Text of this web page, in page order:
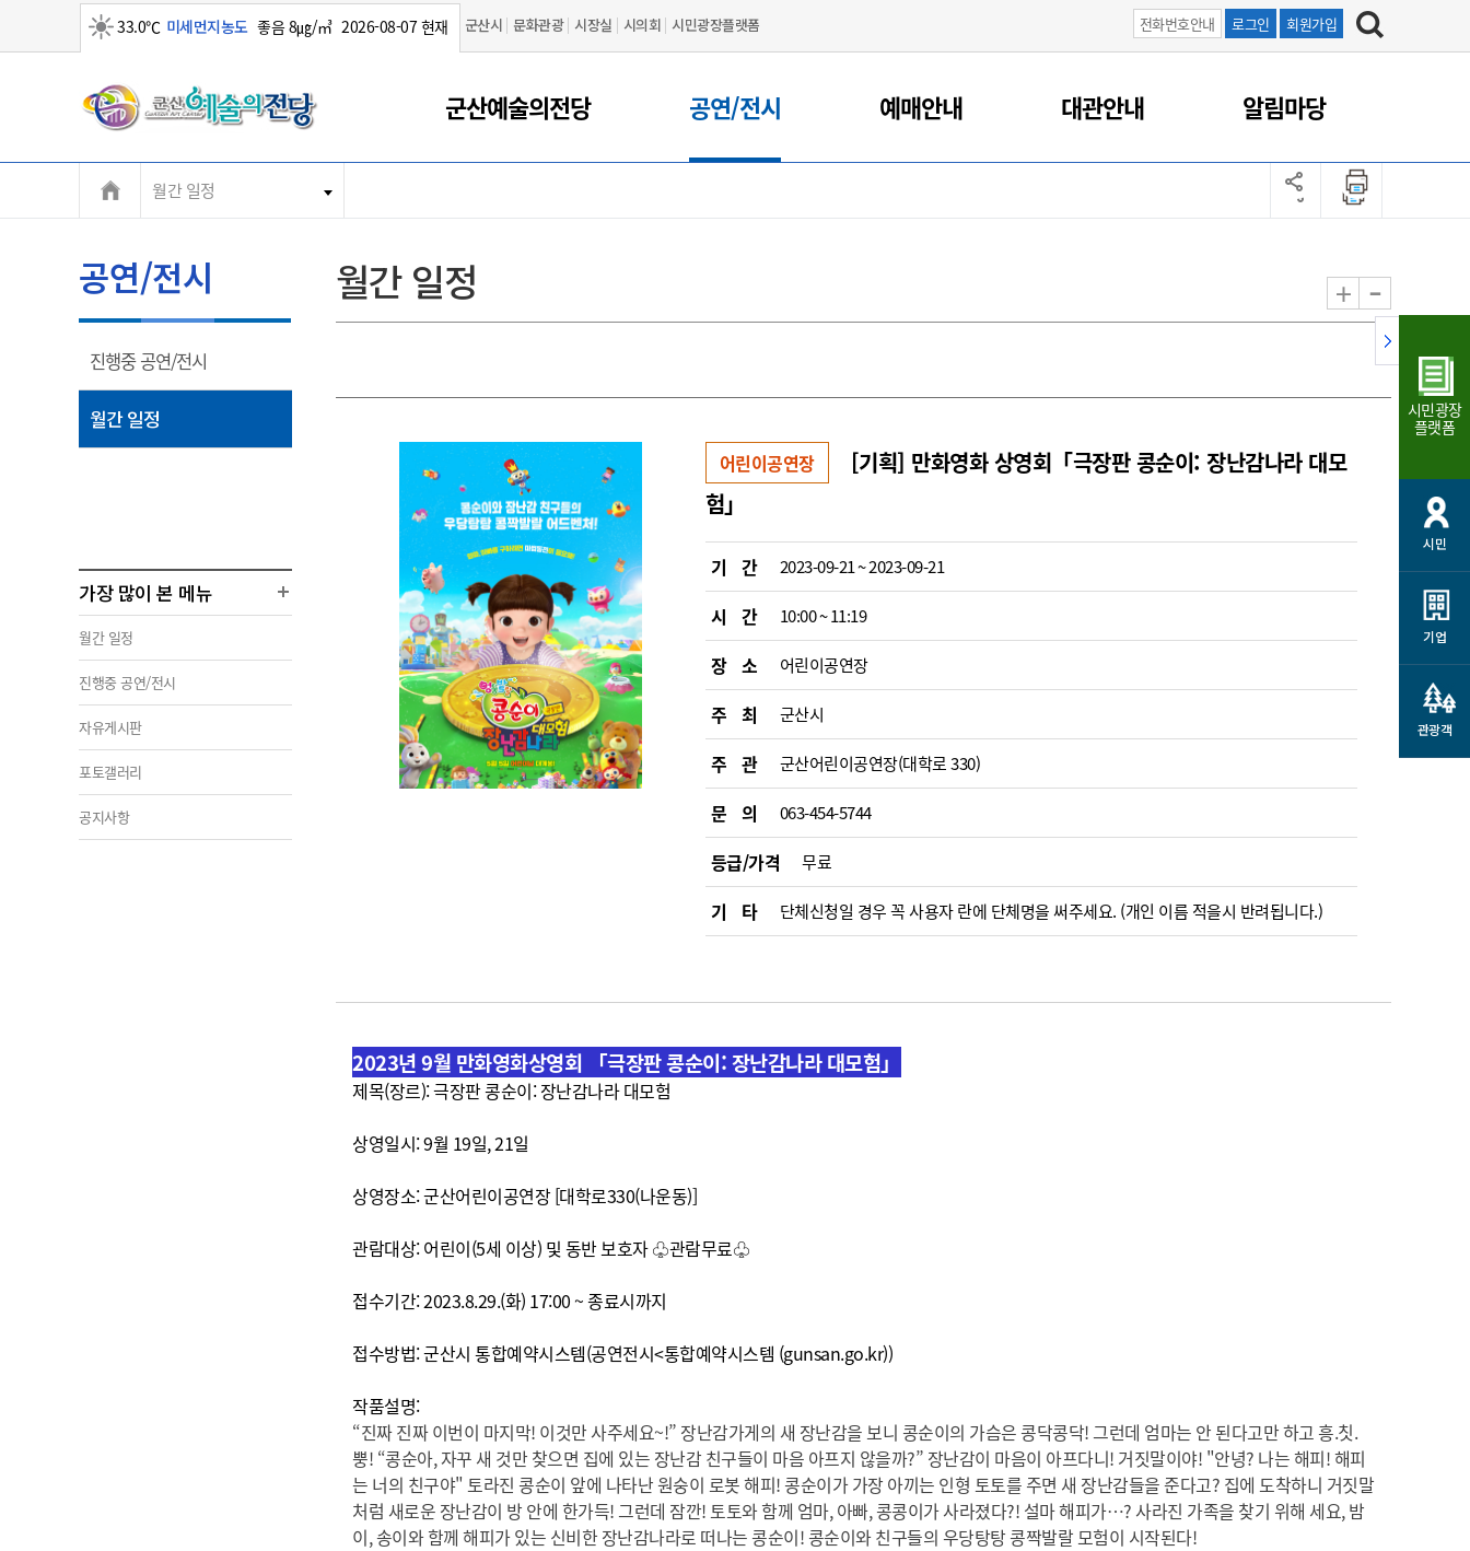
33.0℃ 미세먼지농도 좋음 8㎍/㎥ 2026-08-07 현재 군산시 문화관광 시장실 시의회 시민광장플랫폼 전화번호안내 로그인 회원가입
군
산
시
군산예술의전당 공연/전시 예매안내 대관안내 알림마당
월간 일정
공연/전시
진행중 공연/전시
림
월간 일정
림
가장 많이 본 메뉴
월간 일정
진행중 공연/전시
자유게시판
포토갤러리
공지사항
월간 일정 + -
어린이공연장
[기획] 만화영화 상영회「극장판 콩순이: 장난감나라 대모
험」
기 간 2023-09-21 ~ 2023-09-21
시 간 10:00 ~ 11:19
장 소 어린이공연장
주 최 군산시
주 관 군산어린이공연장(대학로 330)
문 의 063-454-5744
등급/가격 무료
기 타 단체신청일 경우 꼭 사용자 란에 단체명을 써주세요. (개인 이름 적을시 반려됩니다.)
2023년 9월 만화영화상영회 「극장판 콩순이: 장난감나라 대모험」
제목(장르): 극장판 콩순이: 장난감나라 대모험
상영일시: 9월 19일, 21일
상영장소: 군산어린이공연장 [대학로330(나운동)]
관람대상: 어린이(5세 이상) 및 동반 보호자 ♧관람무료♧
접수기간: 2023.8.29.(화) 17:00 ~ 종료시까지
접수방법: 군산시 통합예약시스템(공연전시<통합예약시스템 (gunsan.go.kr))
작품설명:
“진짜 진짜 이번이 마지막! 이것만 사주세요~!” 장난감가게의 새 장난감을 보니 콩순이의 가슴은 콩닥콩닥! 그런데 엄마는 안 된다고만 하고 흥.칫.
뿡! “콩순아, 자꾸 새 것만 찾으면 집에 있는 장난감 친구들이 마음 아프지 않을까?” 장난감이 마음이 아프다니! 거짓말이야! "안녕? 나는 해피! 해피
는 너의 친구야" 토라진 콩순이 앞에 나타난 원숭이 로봇 해피! 콩순이가 가장 아끼는 인형 토토를 주면 새 장난감들을 준다고? 집에 도착하니 거짓말
처럼 새로운 장난감이 방 안에 한가득! 그런데 잠깐! 토토와 함께 엄마, 아빠, 콩콩이가 사라졌다?! 설마 해피가…? 사라진 가족을 찾기 위해 세요, 밤
이, 송이와 함께 해피가 있는 신비한 장난감나라로 떠나는 콩순이! 콩순이와 친구들의 우당탕탕 콩짝발랄 모험이 시작된다!
시민광장
플랫폼
시민
기업
관광객